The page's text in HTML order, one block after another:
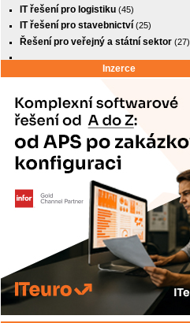
IT řešení pro logistiku (45)
IT řešení pro stavebnictví (25)
Řešení pro veřejný a státní sektor (27)
Inzerce